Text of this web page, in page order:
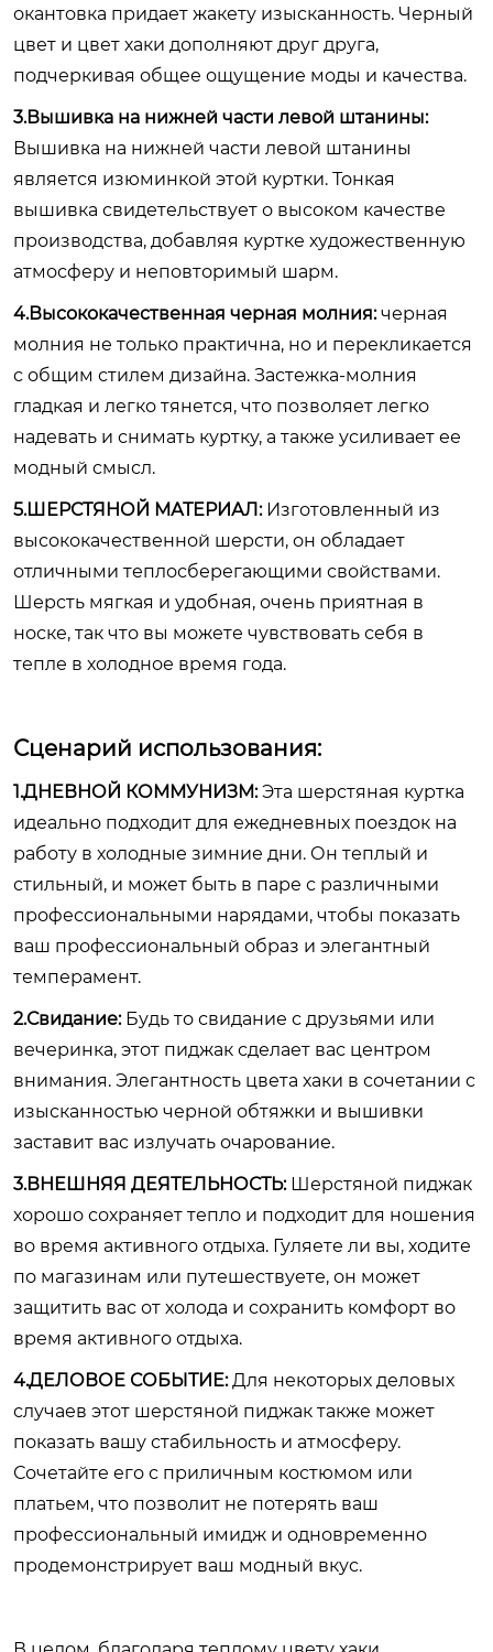
окантовка придает жакету изысканность. Черный
цвет и цвет хаки дополняют друг друга,
подчеркивая общее ощущение моды и качества.
3.Вышивка на нижней части левой штанины:
Вышивка на нижней части левой штанины
является изюминкой этой куртки. Тонкая
вышивка свидетельствует о высоком качестве
производства, добавляя куртке художественную
атмосферу и неповторимый шарм.
4.Высококачественная черная молния:черная
молния не только практична, но и перекликается
с общим стилем дизайна. Застежка-молния
гладкая и легко тянется, что позволяет легко
надевать и снимать куртку, а также усиливает ее
модный смысл.
5.ШЕРСТЯНОЙ МАТЕРИАЛ:Изготовленный из
высококачественной шерсти, он обладает
отличными теплосберегающими свойствами.
Шерсть мягкая и удобная, очень приятная в
носке, так что вы можете чувствовать себя в
тепле в холодное время года.
Сценарий использования:
1.ДНЕВНОЙ КОММУНИЗМ:Эта шерстяная куртка
идеально подходит для ежедневных поездок на
работу в холодные зимние дни. Он теплый и
стильный, и может быть в паре с различными
профессиональными нарядами, чтобы показать
ваш профессиональный образ и элегантный
темперамент.
2.Свидание:Будь то свидание с друзьями или
вечеринка, этот пиджак сделает вас центром
внимания. Элегантность цвета хаки в сочетании с
изысканностью черной обтяжки и вышивки
заставит вас излучать очарование.
3.ВНЕШНЯЯ ДЕЯТЕЛЬНОСТЬ:Шерстяной пиджак
хорошо сохраняет тепло и подходит для ношения
во время активного отдыха. Гуляете ли вы, ходите
по магазинам или путешествуете, он может
защитить вас от холода и сохранить комфорт во
время активного отдыха.
4.ДЕЛОВОЕ СОБЫТИЕ:Для некоторых деловых
случаев этот шерстяной пиджак также может
показать вашу стабильность и атмосферу.
Сочетайте его с приличным костюмом или
платьем, что позволит не потерять ваш
профессиональный имидж и одновременно
продемонстрирует ваш модный вкус.